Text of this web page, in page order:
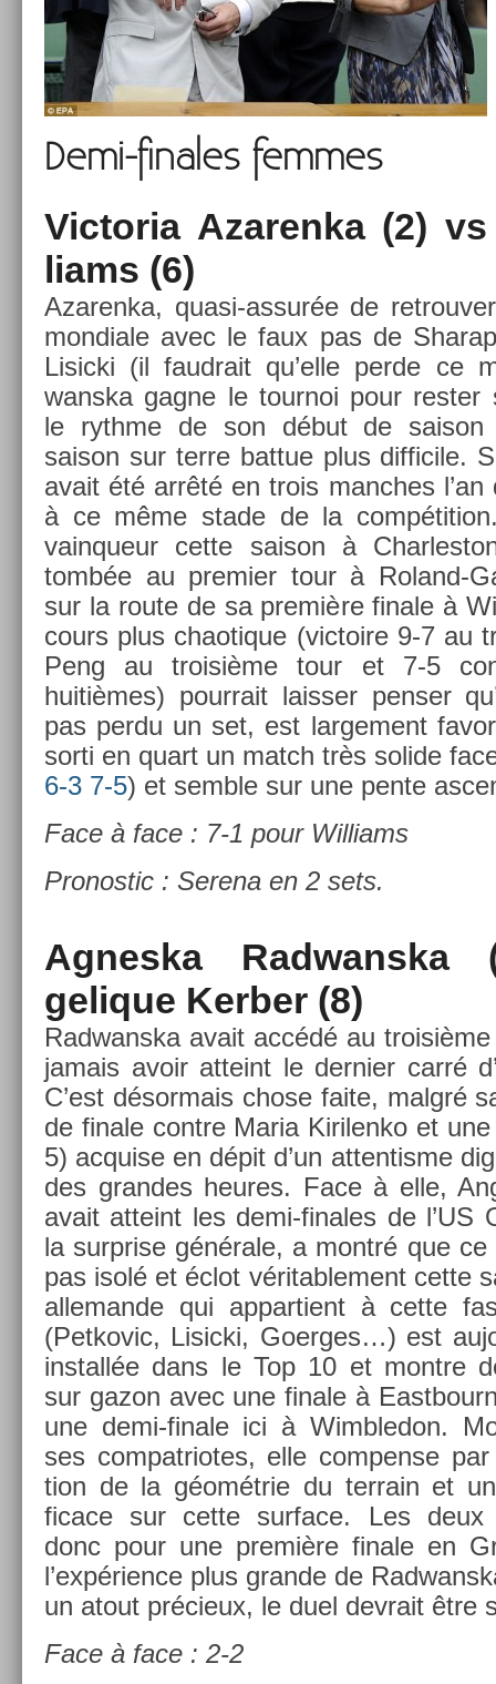
Demi-finales fem­mes
Vic­toria Azaren­ka (2)
liams (6)
Azaren­ka, quasi-assurée de
mon­diale avec le faux pas de
Li­sic­ki (il faud­rait qu’elle perde ce
wanska gagne le tour­noi pour re­st­er
le rythme de son début de saison
saison sur terre bat­tue plus dif­ficile.
avait été arrêté en trois man­ches
à ce même stade de la
vain­queur cette saison à
tombée au pre­mi­er tour à Roland-
sur la route de sa première fin­ale à
cours plus chaotique (vic­toire 9-7 au
Peng au troisiè­me tour et 7-5
huitièmes) pour­rait laiss­er pens­er
pas perdu un set, est lar­ge­ment
sorti en quart un match très sol­ide
6-3 7-5) et semble sur une pente
Face à face : 7-1 pour Wil­liams
Pro­nos­tic : Serena en 2 sets.
Ag­neska
gelique Kerb­er (8)
Rad­wanska avait accédé au
jamais avoir at­teint le de­rni­er carré
C’est désor­mais chose faite, malgré
de fin­ale con­tre Maria Kirilen­ko et
5) ac­qu­ise en dépit d’un at­tentis­me
des gran­des heures. Face à elle,
avait at­teint les demi-finales de l’US
la sur­pr­ise générale, a montré que ce
pas isolé et éclot véritab­le­ment cette
al­leman­de qui ap­partient à cette
(Pet­kovic, Li­sic­ki, Goer­ges…) est
in­stallée dans le Top 10 et montre
sur gazon avec une fin­ale à
une demi-finale ici à Wimbledon.
ses com­pat­riotes, elle com­pen­se
tion de la géométrie du ter­rain et
ficace sur cette sur­face. Les deux
donc pour une première fin­ale en
l’expéri­ence plus gran­de de
un atout précieux, le duel de­vrait être
Face à face : 2-2